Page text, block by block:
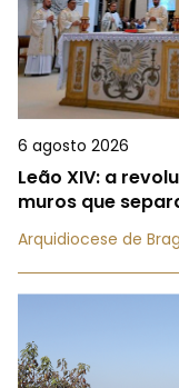
6 agosto 2026
Leão XIV: a
muros que
Arquidiocese de